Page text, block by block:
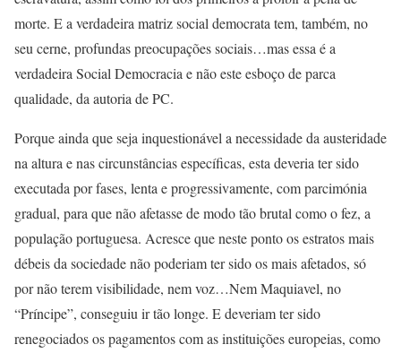
morte. E a verdadeira matriz social democrata tem, também, no
seu cerne, profundas preocupações sociais…mas essa é a
verdadeira Social Democracia e não este esboço de parca
qualidade, da autoria de PC.
Porque ainda que seja inquestionável a necessidade da austeridade
na altura e nas circunstâncias específicas, esta deveria ter sido
executada por fases, lenta e progressivamente, com parcimónia
gradual, para que não afetasse de modo tão brutal como o fez, a
população portuguesa. Acresce que neste ponto os estratos mais
débeis da sociedade não poderiam ter sido os mais afetados, só
por não terem visibilidade, nem voz…Nem Maquiavel, no
“Príncipe”, conseguiu ir tão longe. E deveriam ter sido
renegociados os pagamentos com as instituições europeias, como